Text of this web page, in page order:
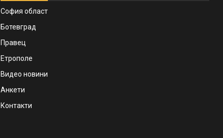
София област
Ботевград
Правец
Етрополе
Видео новини
Анкети
Контакти